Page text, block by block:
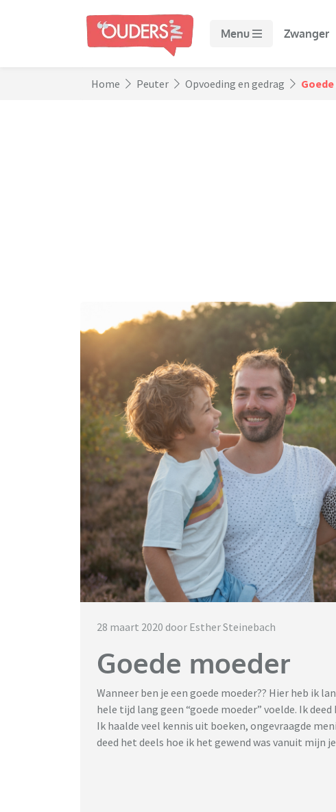
Menu Zwanger
Home Peuter Opvoeding en gedrag
28 maart 2020 door Esther Steinebach
Goede moeder
Wanneer ben je een goede moeder?? Hier heb ik
hele tijd lang geen “goede moeder” voelde. Ik
Ik haalde veel kennis uit boeken, ongevraagde
deed het deels hoe ik het gewend was vanuit mijn